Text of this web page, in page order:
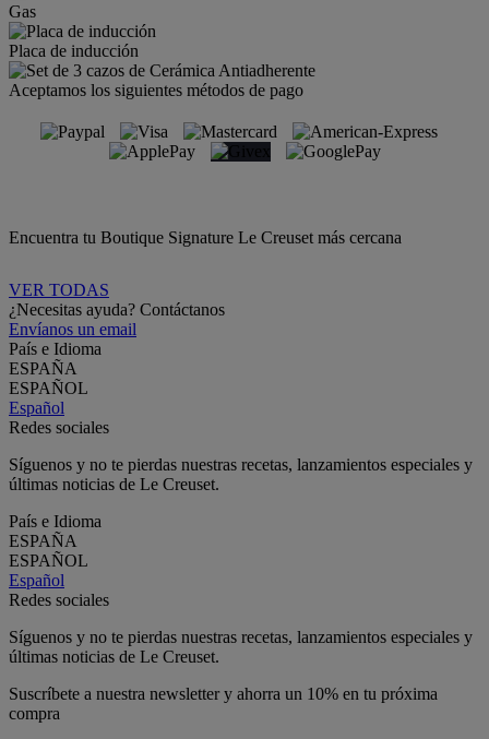
Gas
Placa de inducción
Aceptamos los siguientes métodos de pago
Encuentra tu Boutique Signature Le Creuset más cercana
VER TODAS
¿Necesitas ayuda? Contáctanos
Envíanos un email
País e Idioma
ESPAÑA
ESPAÑOL
Español
Redes sociales
Síguenos y no te pierdas nuestras recetas, lanzamientos especiales y
últimas noticias de Le Creuset.
País e Idioma
ESPAÑA
ESPAÑOL
Español
Redes sociales
Síguenos y no te pierdas nuestras recetas, lanzamientos especiales y
últimas noticias de Le Creuset.
Suscríbete a nuestra newsletter y ahorra un 10% en tu próxima
compra